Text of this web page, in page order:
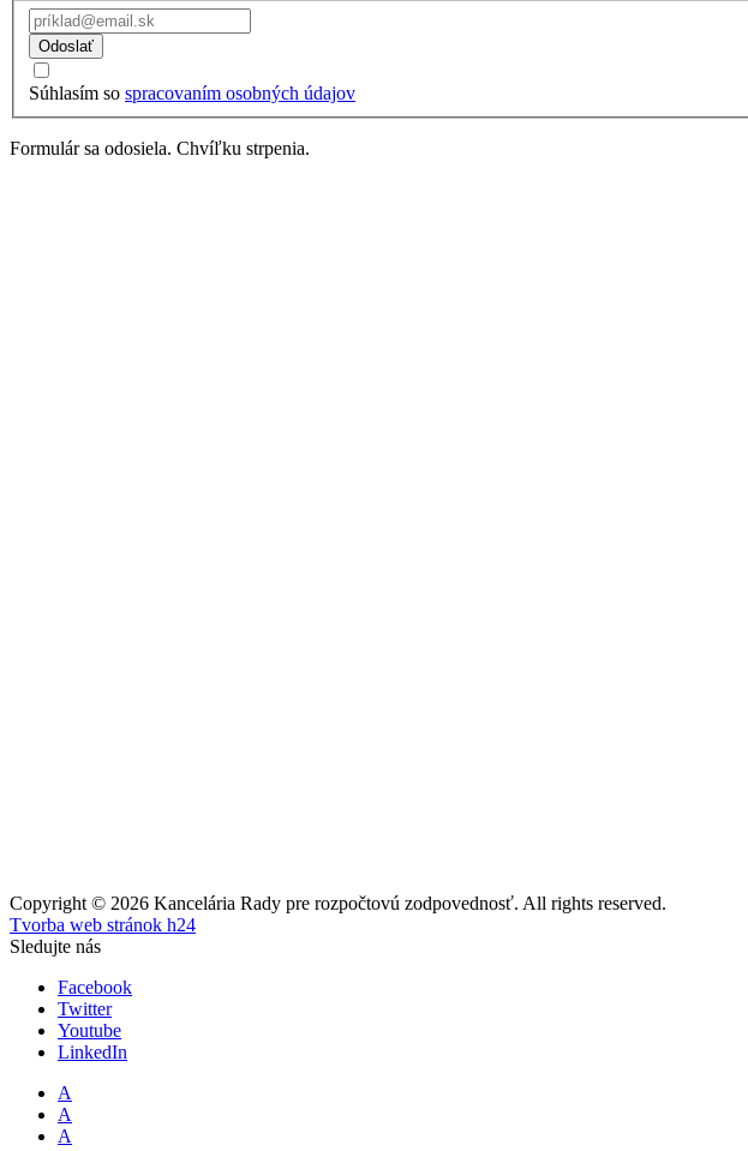
Odoslať
Súhlasím so spracovaním osobných údajov
Formulár sa odosiela. Chvíľku strpenia.
Copyright © 2026 Kancelária Rady pre rozpočtovú zodpovednosť. All rights reserved.
Tvorba web stránok h24
Sledujte nás
Facebook
Twitter
Youtube
LinkedIn
A
A
A